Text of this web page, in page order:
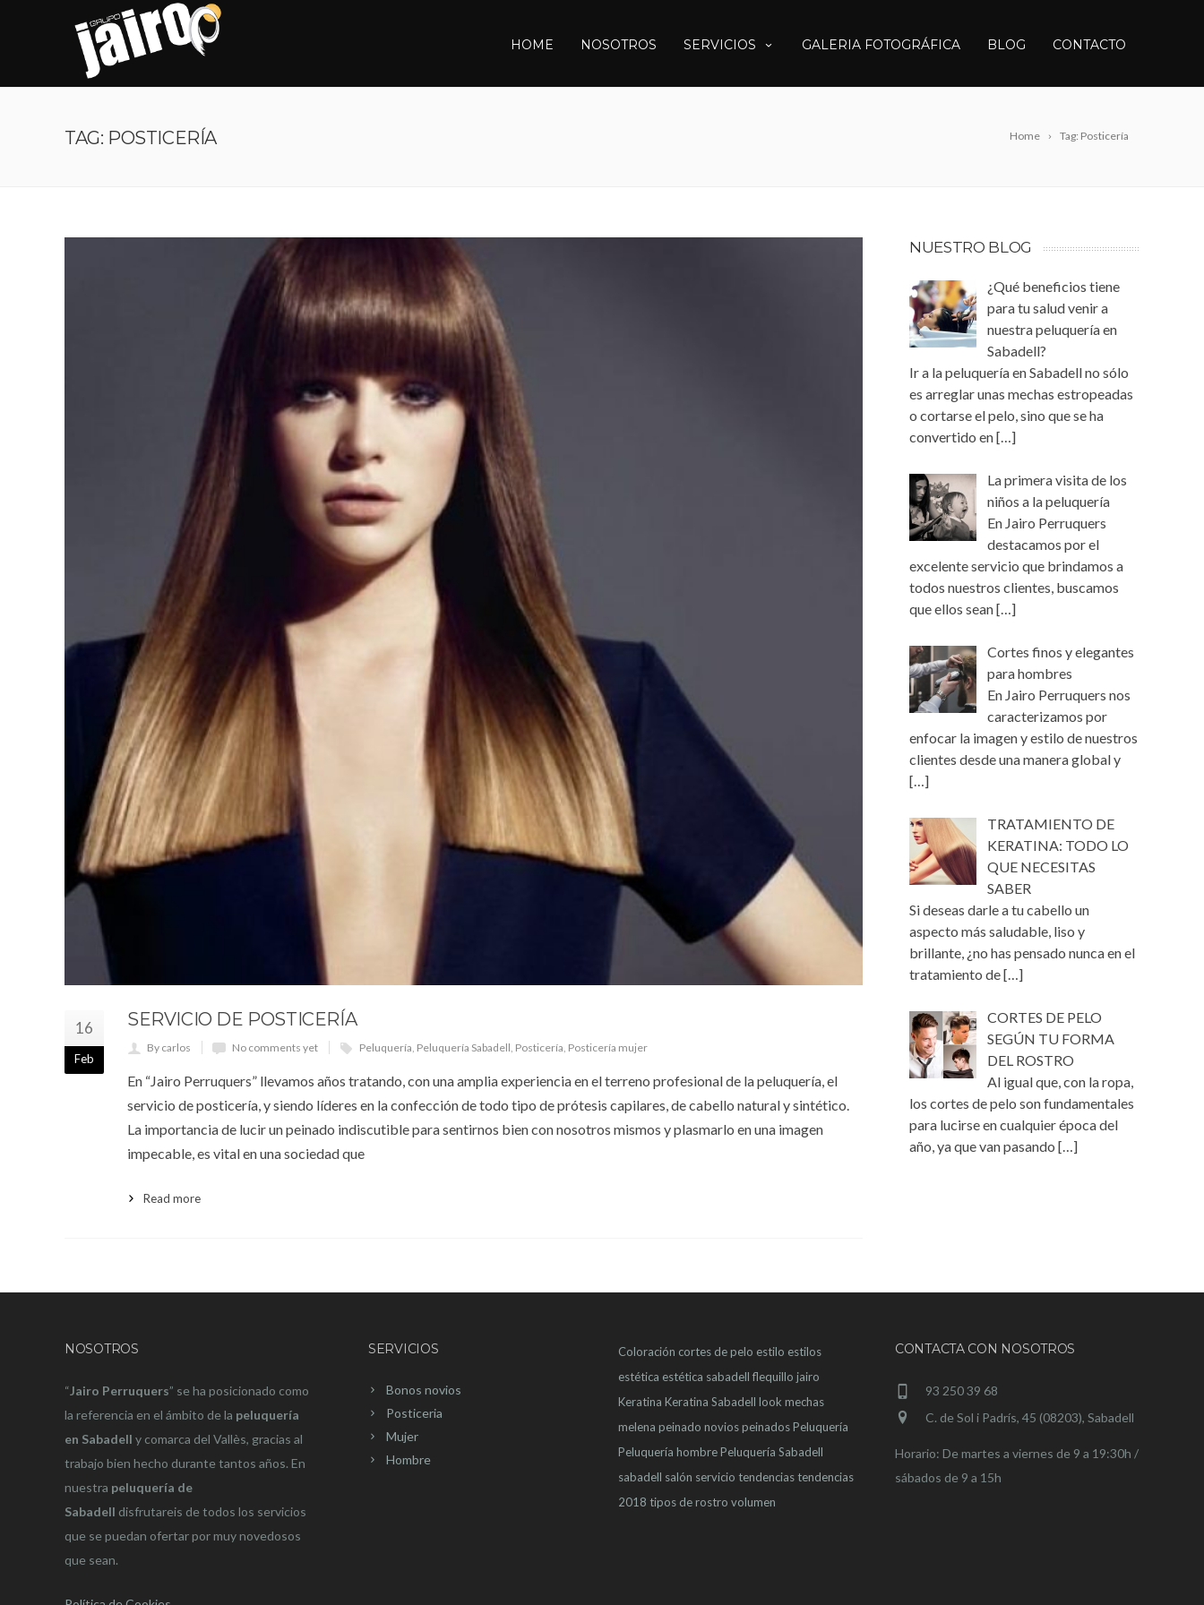
HOME NOSOTROS SERVICIOS GALERIA FOTOGRÁFICA BLOG CONTACTO
Home Tag: Posticería
TAG: POSTICERÍA
16
Feb
SERVICIO DE POSTICERÍA
By carlos No comments yet Peluquería, Peluquería Sabadell, Posticería, Posticería mujer
En “Jairo Perruquers” llevamos años tratando, con una amplia experiencia en el terreno profesional de la peluquería, el
servicio de posticería, y siendo líderes en la confección de todo tipo de prótesis capilares, de cabello natural y sintético.
La importancia de lucir un peinado indiscutible para sentirnos bien con nosotros mismos y plasmarlo en una imagen
impecable, es vital en una sociedad que
Read more
NUESTRO BLOG
¿Qué beneficios tiene
para tu salud venir a
nuestra peluquería en
Sabadell?
Ir a la peluquería en Sabadell no sólo
es arreglar unas mechas estropeadas
o cortarse el pelo, sino que se ha
convertido en[…]
La primera visita de los
niños a la peluquería
En Jairo Perruquers
destacamos por el
excelente servicio que brindamos a
todos nuestros clientes, buscamos
que ellos sean[…]
Cortes finos y elegantes
para hombres
En Jairo Perruquers nos
caracterizamos por
enfocar la imagen y estilo de nuestros
clientes desde una manera global y
[…]
TRATAMIENTO DE
KERATINA: TODO LO
QUE NECESITAS
SABER
Si deseas darle a tu cabello un
aspecto más saludable, liso y
brillante, ¿no has pensado nunca en el
tratamiento de[…]
CORTES DE PELO
SEGÚN TU FORMA
DEL ROSTRO
Al igual que, con la ropa,
los cortes de pelo son fundamentales
para lucirse en cualquier época del
año, ya que van pasando […]
NOSOTROS
“Jairo Perruquers” se ha posicionado como
la referencia en el ámbito de la peluquería
en Sabadell y comarca del Vallès, gracias al
trabajo bien hecho durante tantos años. En
nuestra peluquería de
Sabadell disfrutareis de todos los servicios
que se puedan ofertar por muy novedosos
que sean.
SERVICIOS
Bonos novios
Posticeria
Mujer
Hombre
Coloración cortes de pelo estilo estilos
estética estética sabadell flequillo jairo
Keratina Keratina Sabadell look mechas
melena peinado noviospeinadosPeluquería
Peluquería hombrePeluquería Sabadell
sabadell salón servicio tendencias tendencias
2018 tipos de rostro volumen
CONTACTA CON NOSOTROS
93 250 39 68
C. de Sol i Padrís, 45 (08203), Sabadell
Horario: De martes a viernes de 9 a 19:30h /
sábados de 9 a 15h